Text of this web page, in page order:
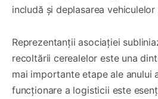
includă și deplasarea
Reprezentanții asociației
recoltării cerealelor este una
mai importante etape ale anului
funcționare a logisticii este